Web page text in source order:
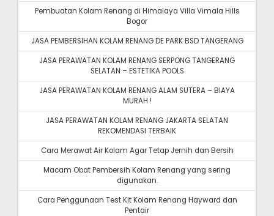
Pembuatan Kolam Renang di Himalaya Villa Vimala Hills
Bogor
JASA PEMBERSIHAN KOLAM RENANG DE PARK BSD TANGERANG
JASA PERAWATAN KOLAM RENANG SERPONG TANGERANG
SELATAN – ESTETIKA POOLS
JASA PERAWATAN KOLAM RENANG ALAM SUTERA – BIAYA
MURAH !
JASA PERAWATAN KOLAM RENANG JAKARTA SELATAN
REKOMENDASI TERBAIK
Cara Merawat Air Kolam Agar Tetap Jernih dan Bersih
Macam Obat Pembersih Kolam Renang yang sering
digunakan.
Cara Penggunaan Test Kit Kolam Renang Hayward dan
Pentair